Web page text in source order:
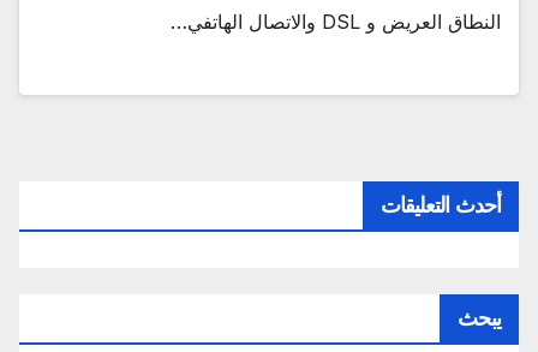
النطاق العريض و DSL والاتصال الهاتفي…
أحدث التعليقات
يبحث